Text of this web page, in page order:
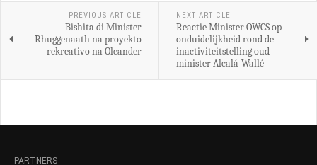
PREVIOUS ARTICLE
Bishita di Minister
Rhuggenaath na proyekto
rekreativo na Oleander
NEXT ARTICLE
Reactie Minister OWCS op
onduidelijkheid rond de
inactiviteitstelling oud-
minister Alcalá-Wallé
PARTNERS